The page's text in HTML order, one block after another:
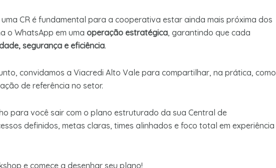
CR é fundamental para a cooperativa estar ainda mais próxima dos
o WhatsApp em uma operação estratégica, garantindo que cada
segurança e eficiência.
convidamos a Viacredi Alto Vale para compartilhar, na prática, como
de referência no setor.
para você sair com o plano estruturado da sua Central de
definidos, metas claras, times alinhados e foco total em experiência
e comece a desenhar seu plano!